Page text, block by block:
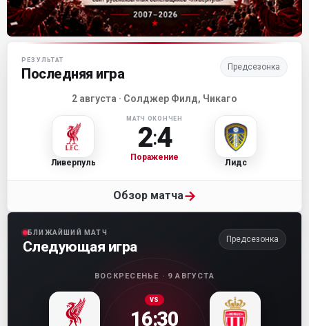
Матч-центр «Ливерпуля»
РЕЗУЛЬТАТ
Последняя игра Предсезонка
2 августа · Солджер Филд, Чикаго
Ливерпуль
МАТЧ ОКОНЧЕН
2:4
Поражение
Лидс
Обзор матча→
БЛИЖАЙШИЙ МАТЧ
Следующая игра Предсезонка
ВОСКРЕСЕНЬЕ · 9 АВГУСТА
VS
16:30